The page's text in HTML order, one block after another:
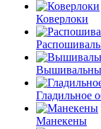
Коверлоки
Гладильное
Манекены